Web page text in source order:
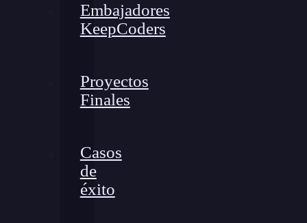
Embajadores
KeepCoders
Proyectos
Finales
Casos
de
éxito